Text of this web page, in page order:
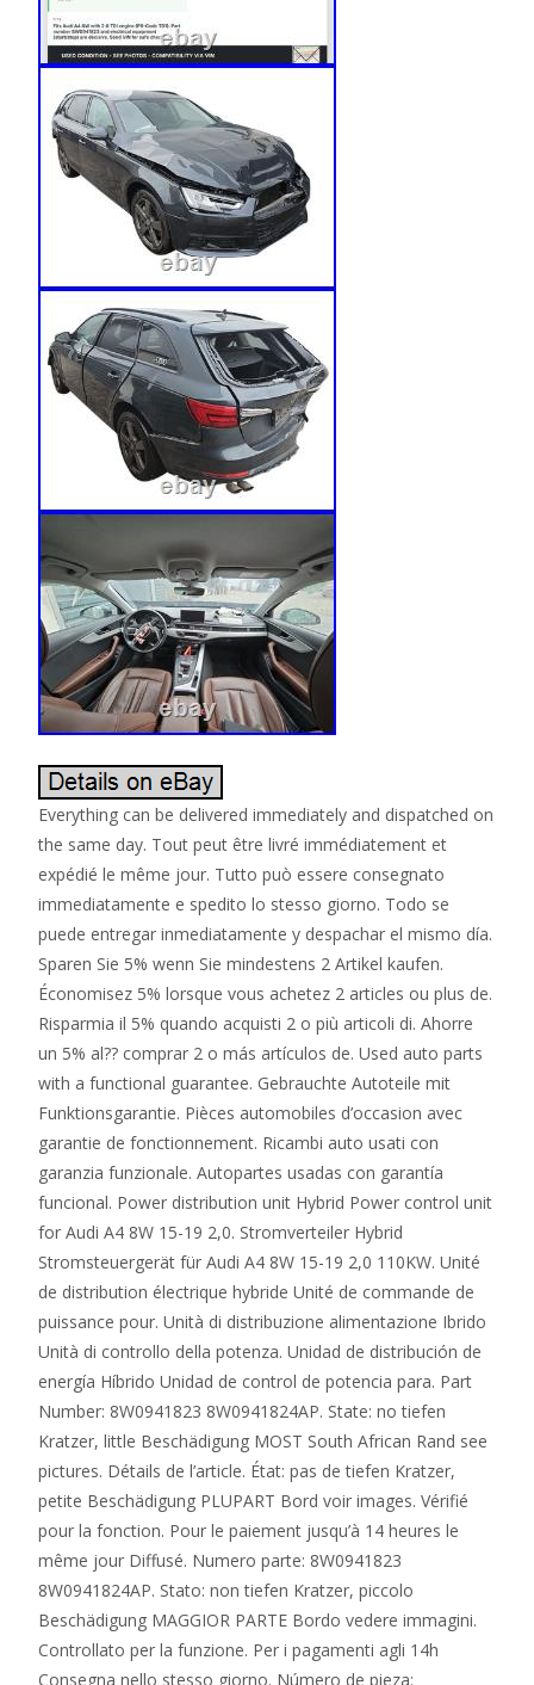
Everything can be delivered immediately and dispatched on the same day. Tout peut être livré immédiatement et expédié le même jour. Tutto può essere consegnato immediatamente e spedito lo stesso giorno. Todo se puede entregar inmediatamente y despachar el mismo día. Sparen Sie 5% wenn Sie mindestens 2 Artikel kaufen. Économisez 5% lorsque vous achetez 2 articles ou plus de. Risparmia il 5% quando acquisti 2 o più articoli di. Ahorre un 5% al?? comprar 2 o más artículos de. Used auto parts with a functional guarantee. Gebrauchte Autoteile mit Funktionsgarantie. Pièces automobiles d’occasion avec garantie de fonctionnement. Ricambi auto usati con garanzia funzionale. Autopartes usadas con garantía funcional. Power distribution unit Hybrid Power control unit for Audi A4 8W 15-19 2,0. Stromverteiler Hybrid Stromsteuergerät für Audi A4 8W 15-19 2,0 110KW. Unité de distribution électrique hybride Unité de commande de puissance pour. Unità di distribuzione alimentazione Ibrido Unità di controllo della potenza. Unidad de distribución de energía Híbrido Unidad de control de potencia para. Part Number: 8W0941823 8W0941824AP. State: no tiefen Kratzer, little Beschädigung MOST South African Rand see pictures. Détails de l’article. État: pas de tiefen Kratzer, petite Beschädigung PLUPART Bord voir images. Vérifié pour la fonction. Pour le paiement jusqu’à 14 heures le même jour Diffusé. Numero parte: 8W0941823 8W0941824AP. Stato: non tiefen Kratzer, piccolo Beschädigung MAGGIOR PARTE Bordo vedere immagini. Controllato per la funzione. Per i pagamenti agli 14h Consegna nello stesso giorno. Número de pieza: 8W0941823 8W0941824AP. Estado: no tiefen Kratzer, pequeño Beschädigung LA MAYOR PARTE Arista ver imágenes. Comprobado para su función. Para los pagos a 14h Se distribuye mismo día. Information about the article. Informations sur l’article. Información sobre el artículo. Diesel TDI 2,0 110KW. PDC, Distanzkontrolle, Ledersitze, Sitzheizung, Klima, Mirror electrically anklappbar, Mirror electrically RAERVIEW. PDC, Distanzkontrolle, Ledersitze, Sitzheizung, Klima, Spiegel el. PDC, Distanzkontrolle, Ledersitze, Sitzheizung, Klima, Rétroviseur électrique anklappbar, Rétroviseur électrique RAERVIEW. PDC, Distanzkontrolle, Ledersitze, Sitzheizung, Klima, Specchio elettronici anklappbar, Specchio elettronici RAERVIEW. Carro de la estación. Código de color interior. PDC, Distanzkontrolle, Ledersitze, Sitzheizung, Klima, Espejo electrónicos anklappbar, Espejo electrónicos RAERVIEW. State: no tiefen Kratzer, little Beschädigung MOST South African Rand see pictures The article can usually be installed differently from the stated removal position if the part number is the same. État: pas de tiefen Kratzer, petite Beschädigung PLUPART Bord voir images L”article peut être installé comme une règle différente de la position d”échange spécifié si le numéro de pièce est le même. Stato: non tiefen Kratzer, piccolo Beschädigung MAGGIOR PARTE Bordo vedere immagini L”articolo può essere installato come regola diversa dalla posizione di cambio specificato se il codice è lo stesso. Estado: no tiefen Kratzer, pequeño Beschädigung LA MAYOR PARTE Arista ver imágenes El artículo puede ser instalado como una regla diferente de la posición de cambio especificado si el número de referencia es el mismo. Vehicle use list is only used for a rough selection of compatible vehicles. It is not guaranteed to fit in all vehicles displayed. If you are not sure, send us your chassis number so that we can check compatibility using the parts catalog, in many cases a reliable check is possible. There are many differences / changes within a series. Fahrzeugverwendungsliste dient nur der groben Auswahl der kompatiblen Fahrzeuge. Es wird nicht garantiert, dass es in alle angezeigten Fahrzeuge passt. Es gibt sehr viele Unterschiede/Änderungen innerhalb einer Baureihe. Sie sollen vor dem Kauf die Bilder und auf jeden Fall die Teilenummer (wenn vorhanden) vergleichen. Wenn Sie nicht sicher sind, senden Sie uns Ihre Fahrgestellnummer zu, damit wir die Komapatibilität über Teilekatlaog prüfen können. In vielen Fällen ist bei uns eine sichere Prüfung möglich. La liste d’utilisation des véhicules n’est utilisée que pour une sélection approximative de véhicules compatibles. Il n’est pas garanti de s’adapter à tous les véhicules exposés. Avant d’acheter, vous devez comparer les images et dans tous les cas le numéro de pièce (si disponible). Si vous n’êtes pas sûr, envoyez-nous votre numéro de châssis afin que nous puissions vérifier la compatibilité à l’aide du catalogue de pièces, dans de nombreux cas, un contrôle fiable est possible. Il existe de nombreuses différences / changements dans une série. L’elenco di utilizzo del veicolo viene utilizzato solo per una selezione approssimativa di veicoli compatibili. Non è garantito che si adatti a tutti i veicoli visualizzati. Prima di acquistare è necessario confrontare le immagini e comunque il codice articolo (se disponibile). Se non sei sicuro, inviaci il tuo numero di telaio in modo da poter verificare la compatibilità utilizzando il catalogo dei ricambi, in molti casi è possibile un controllo affidabile. Ci sono molte differenze / modifiche all’interno di una serie. La lista de uso de vehículos solo se utiliza para una selección aproximada de vehículos compatibles. No se garantiza que se ajuste a todos los vehículos mostrados. Antes de comprar, debe comparar las imágenes y, en cualquier caso, el número de pieza (si está disponible). Si no está seguro, envíenos su número de chasis para que podamos verificar la compatibilidad utilizando el catálogo de piezas, en muchos casos es posible una verificación confiable. Hay muchas diferencias / cambios dentro de una serie. Our expertise is Your Security. Unsere Kompetenz ist Ihre Sicherheit. Notre savoir-faire est votre sécurité. La nostra esperienza è la vostra sicurezza. Nuestra experiencia es su seguridad. Our staff has many years of experience in the field of car recycling and online trading. For further information on this topic please read the terms of cancellation and the terms and conditions below. Alle unsere Mitarbeiter haben langjährige Erfahrung im Bereich Autoverwertung und Onlinehandel. HighLine Autoteile GmbH steht für höchste Qualität und einen umfassenden, professionellen Service. 30 Tage Rückgaberecht auf alle Teile. Genaue Informationen dazu können Sie der Widerrufsbelehrung sowie den allgemeinen Geschäftsbedingungen weiter unten entnehmen. Les membres de notre équipe ont une expérience de longue durée dans le recyclage de voitures et la vente en ligne. HighLine Autoteile Gmbh est reconnue pour la qualité et le professionnalisme de ses services. 30 jours de droit de rétraction sur toutes les pièces. Pour plus d’informations consultez les conditions générales ainsi que les conditions de rétraction plus bas sur le site. Tutto il nostro personale hanno anni di esperienza nel recupero automobilistico e trading online. Highline Automotive Parts GmbH è sinonimo di alta qualità e un servizio professionale completo. 30 giorni politica di rimpatrio su tutte le parti. Informazioni dettagliate, è possibile la cancellazione econsultare i termini e le condizioni qui di seguito. Todo nuestro personal tienen años de experiencia en la recuperación de la automoción y el comercio en línea. Highline Refacciones Automotrices GmbH es sinónimo de la más alta calidad y un servicio profesional integral. 30 días política de retorno en todas partes. Información detallada, puede hacer de la cancelación yse refieren a los términos y condiciones siguientes. We only use authentic pictures. All other parts from the depicted vehicle can be bought ->here. Unfortunately we have no way to do a compatibility check for you due to a lack of software. We provide you with a wide range of data and pictures to help you on your decision making. As a consequence a subsequent change of your address might not be possible. Errors may occur due to translation. View the original text in German. Wir verwenden immer original Bilder in der Artikelbeschreibung. Auch der Lieferumfang ist den Bildern zu entnehmen. Auf alle unsere Teile bekommen Sie Funktions versprechen, es sei denn, dass das Teil ausdrücklich als defekt verkauft wird. Alle noch verfügbaren Teile aus dem abgebildeten Fahrzeug sind ->HIER. Bitte vergleichen Sie die hier angegebenen Teilenummern mit dem Ersatzteil von Ihrem Fahrzeug, oder lassen Sie uns mit Hilfe ihrer Fahrgestellnummer, die Komapibilität prüfen. Alle Teile können Sie auch direkt bei uns in Linkenheim-Hochstetten bei Karlsruhe abholen, um die Versandkosten sparen. Viele Teile passen auch zu anderen Fahrzeugen. Bitte Teilenummern vergleichen oder beim Händler erfragen. Sollten Sie ein Teil nicht finden, ist es möglicherweise schon verkauft oder aussortiert worden. In machen Fällen ist der Mwst Satz 0% Differenzbesteuerung. Wir versenden sofort bei Geldeingang bis 14 Uhr, deswegen können nachträgliche Adressänderungen häufig nicht berücksichtigt werden. Versand ins Ausland ist möglich, wählen Sie einfach bei der Versandart Ihr Land aus und Sie können den Versandpreis direkt sehen. Wenn Ihr Land nicht aufgeführt ist, dann ist eder Versand nicht möglich. Beim Versand sperriger Güter wie z. Getriebe, Motoren, Sitzausstattungen bzw. Karosserieteile benötigen wir für einen reibungslosen Versand unbedingt Ihre Telefonnummer für die Spedition und eine gewerbliche Anschrift damit der Versand ohne Avisierung erfolgen kann, daß spart ca. Sie bekommen nach Ihrer Bestellung einen Link, um den aktuellen Bestell- und Versandstatus einzusehen. Con noi, si vedono solo le immagini originali si ottiene dalle parti e anche la consegna è dettagliato nelle immagini. È possibile ottenere tutte le nostre parti dispongono di una garanzia, se la parte è espressamente venduto come rotto. Abbiamo molte altre parti di veicoli impostate tutte le parti sono ancora disponibili, per favore cercarlo nel negozio: GO. Si prega